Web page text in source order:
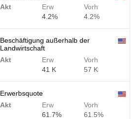
Akt
Erw
4.2%
Vorh
4.2%
Beschäftigung außerhalb der
Landwirtschaft
Akt
Erw
41 K
Vorh
57 K
Erwerbsquote
Akt
Erw
61.7%
Vorh
61.5%